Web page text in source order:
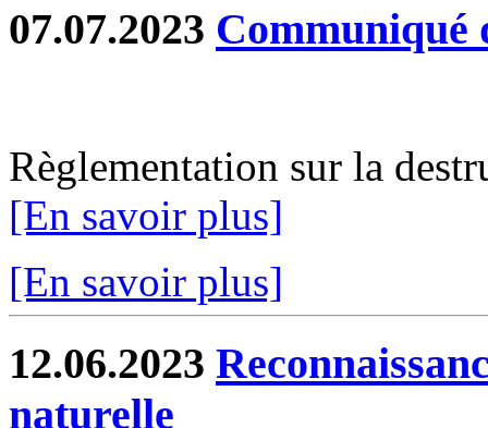
07.07.2023 Communiqué
Règlementation sur la
[En savoir plus]
[En savoir plus]
12.06.2023
naturelle